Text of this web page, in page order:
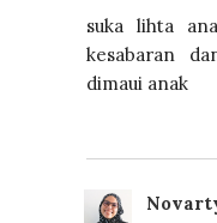
suka lihta
kesabaran
dimaui anak